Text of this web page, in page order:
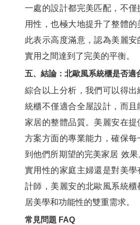
一處的設計都完美匹配，不僅
用性，也極大地提升了整體的
此表示高度滿意，認為美麗
實用之間達到了完美的平衡。
五、結論：北歐風系統櫃是否適
綜合以上分析，我們可以得
統櫃不僅適合全屋設計，而
家居的整體品質。美麗安在
方案方面的專業能力，確保
到他們所期望的完美家居 效
實用性的家庭主婦還是對美學
計師，美麗安的北歐風系統櫃
居美學和功能性的雙重需求。
常見問題 FAQ